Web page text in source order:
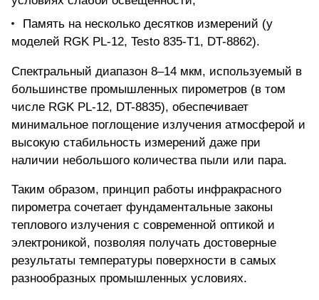
Память на несколько десятков измерений (у
моделей RGK PL-12, Testo 835-T1, DT-8862).
Спектральный диапазон 8–14 мкм, используемый в
большинстве промышленных пирометров (в том
числе RGK PL-12, DT-8835), обеспечивает
минимальное поглощение излучения атмосферой и
высокую стабильность измерений даже при
наличии небольшого количества пыли или пара.
Таким образом, принцип работы инфракрасного
пирометра сочетает фундаментальные законы
теплового излучения с современной оптикой и
электроникой, позволяя получать достоверные
результаты температуры поверхности в самых
разнообразных промышленных условиях.